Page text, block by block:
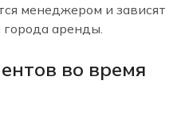
менеджером и зависят
города аренды.
во время